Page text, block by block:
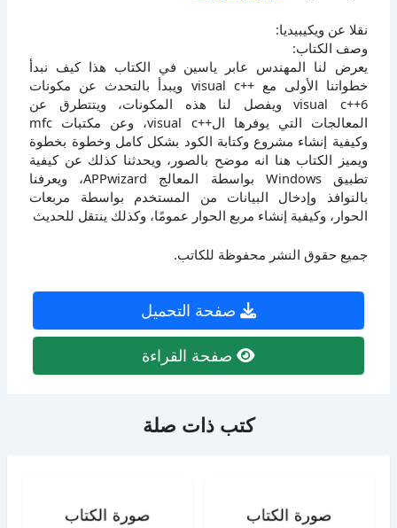
نقلا عن ويكيبيديا:
وصف الكتاب:
يعرض لنا المهندس عابر ياسين في الكتاب هذا كيف نبدأ
خطواتنا الأولى مع ++visual c ويبدأ بالتحدث عن مكونات
6++visual c ويفصل لنا هذه المكونات، ويتتطرق عن
المعالجات التي يوفرها ال++visual c، وعن مكتبات mfc
وكيفية إنشاء مشروع وكتابة الكود بشكل كامل وخطوة بخطوة
ويميز الكتاب هنا انه موضح بالصور، ويحدثنا كذلك عن كيفية
تطبيق Windows بواسطة المعالج APPwizard، ويعرفنا
بالنوافذ وإدخال البيانات من المستخدم بواسطة مربعات
الحوار، وكيفية إنشاء مربع الحوار عمومًا، وكذلك ينتقل للحديث
جميع حقوق النشر محفوظة للكاتب.
صفحة التحميل
صفحة القراءة
كتب ذات صلة